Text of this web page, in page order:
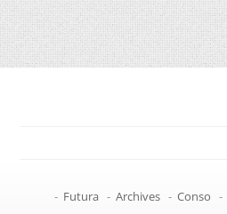
- Futura - Archives - Conso -